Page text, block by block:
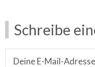
Schreibe
Deine E-Mail-